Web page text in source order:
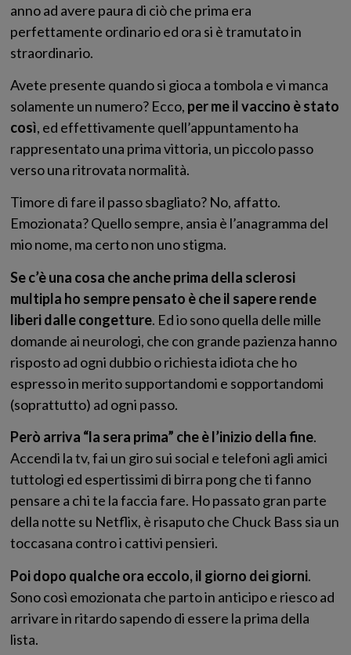
anno ad avere paura di ciò che prima era
perfettamente ordinario ed ora si è tramutato in
straordinario.
Avete presente quando si gioca a tombola e vi manca
solamente un numero? Ecco, per me il vaccino è stato
così, ed effettivamente quell’appuntamento ha
rappresentato una prima vittoria, un piccolo passo
verso una ritrovata normalità.
Timore di fare il passo sbagliato? No, affatto.
Emozionata? Quello sempre, ansia è l’anagramma del
mio nome, ma certo non uno stigma.
Se c’è una cosa che anche prima della sclerosi
multipla ho sempre pensato è che il sapere rende
liberi dalle congetture. Ed io sono quella delle mille
domande ai neurologi, che con grande pazienza hanno
risposto ad ogni dubbio o richiesta idiota che ho
espresso in merito supportandomi e sopportandomi
(soprattutto) ad ogni passo.
Però arriva “la sera prima” che è l’inizio della fine.
Accendi la tv, fai un giro sui social e telefoni agli amici
tuttologi ed espertissimi di birra pong che ti fanno
pensare a chi te la faccia fare. Ho passato gran parte
della notte su Netflix, è risaputo che Chuck Bass sia un
toccasana contro i cattivi pensieri.
Poi dopo qualche ora eccolo, il giorno dei giorni.
Sono così emozionata che parto in anticipo e riesco ad
arrivare in ritardo sapendo di essere la prima della
lista.